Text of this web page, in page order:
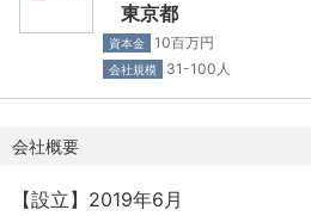
◎こんな方がIBISに参画しています
東京都
資本金 10百万円
会社規模 31-100人
会社概要
【設立】2019年6月